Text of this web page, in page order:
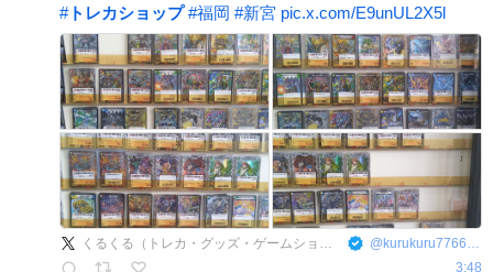
#トレカショップ #福岡 #新宮 pic.x.com/E9unUL2X5l
くるくる（トレカ・グッズ・ゲームショップ） @ kurukuru7766901
3:48